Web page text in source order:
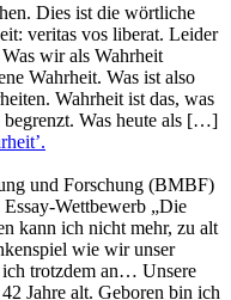
Dies ist die wörtliche
veritas vos liberat. Leider
wir als Wahrheit
Wahrheit. Was ist also
Wahrheit ist das, was
Was heute als […]
.
und Forschung (BMBF)
Wettbewerb „Die
kann ich nicht mehr, zu alt
wie wir unser
trotzdem an… Unsere
Jahre alt. Geboren bin ich